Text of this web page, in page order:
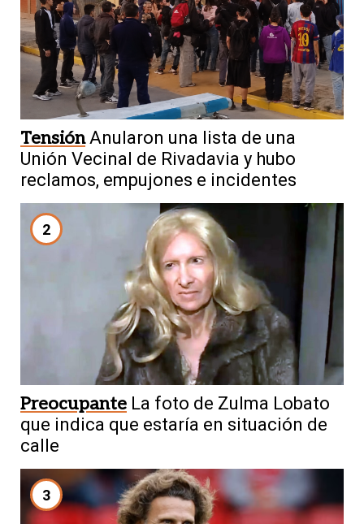
Tensión Anularon una lista de una
Unión Vecinal de Rivadavia y hubo
reclamos, empujones e incidentes
2
Preocupante La foto de Zulma Lobato
que indica que estaría en situación de
calle
3